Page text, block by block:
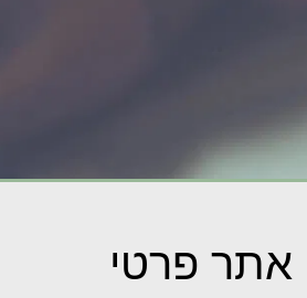
אתר פרטי